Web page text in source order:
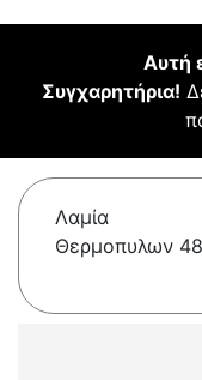
Αυτή
Συγχαρητήρια!
Λαμία
Θερμοπυλων